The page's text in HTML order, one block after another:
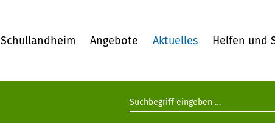
Schullandheim Angebote Aktuelles Helfen und
Suchbegriff eingeben